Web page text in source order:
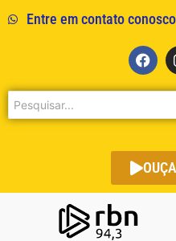
Entre em contato